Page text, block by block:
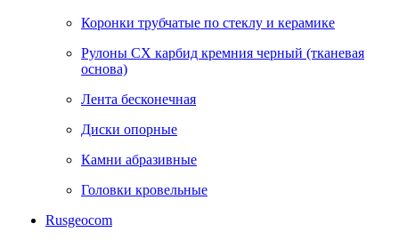
Коронки трубчатые по стеклу и керамике
Рулоны CX карбид кремния черный (тканевая
основа)
Лента бесконечная
Диски опорные
Камни абразивные
Головки кровельные
Rusgeocom